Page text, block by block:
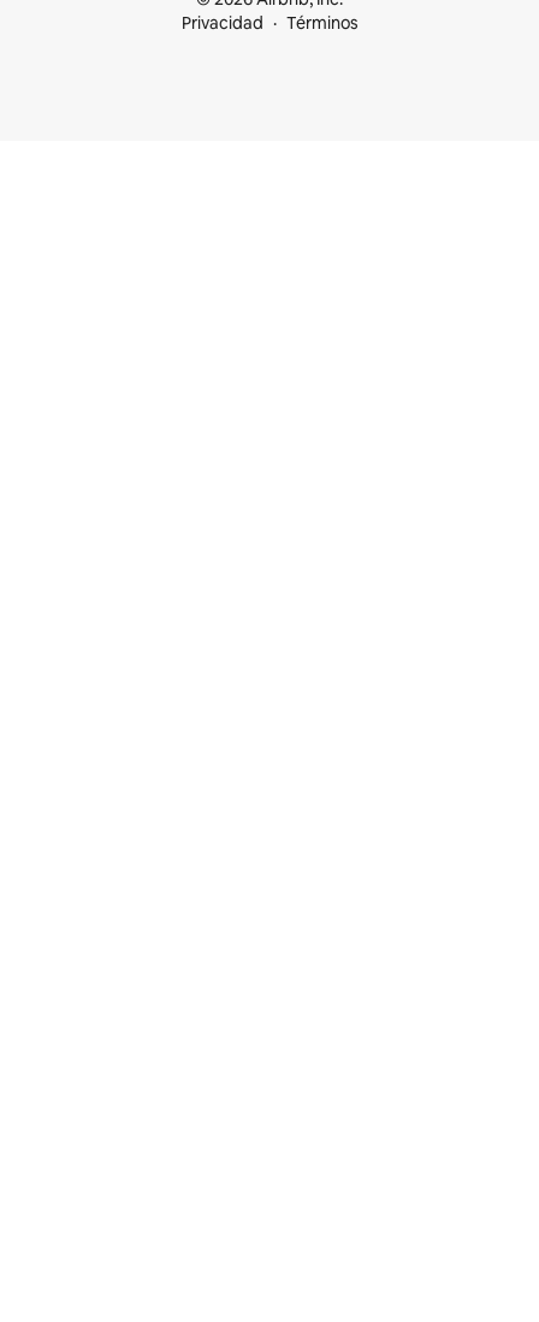
Privacidad
Términos